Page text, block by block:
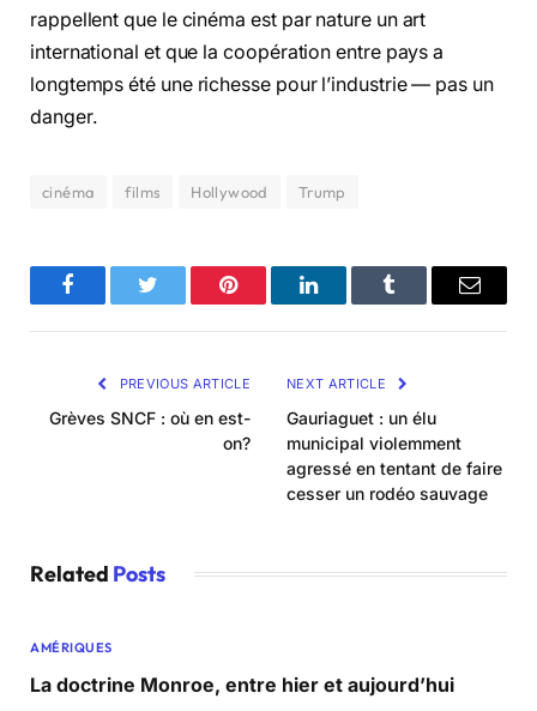
rappellent que le cinéma est par nature un art
international et que la coopération entre pays a
longtemps été une richesse pour l’industrie — pas un
danger.
cinéma films Hollywood Trump
FacebookTwitter Pinterest LinkedInTumblr Email
PREVIOUS ARTICLE
Grèves SNCF : où en est-
on?
NEXT ARTICLE
Gauriaguet : un élu
municipal violemment
agressé en tentant de faire
cesser un rodéo sauvage
Related Posts
AMÉRIQUES
La doctrine Monroe, entre hier et aujourd’hui